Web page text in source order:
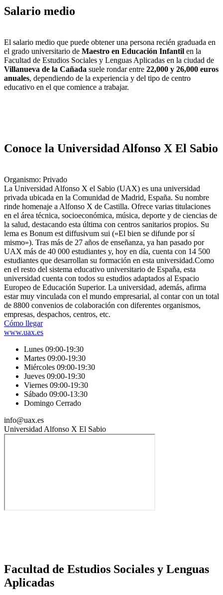
Salario medio
El salario medio que puede obtener una persona recién graduada en
el grado universitario de Maestro en Educación Infantil en la
Facultad de Estudios Sociales y Lenguas Aplicadas en la ciudad de
Villanueva de la Cañada suele rondar entre 22,000 y 26,000 euros
anuales, dependiendo de la experiencia y del tipo de centro
educativo en el que comience a trabajar.
Conoce la Universidad Alfonso X El Sabio
Organismo: Privado
La Universidad Alfonso X el Sabio (UAX) es una universidad
privada ubicada en la Comunidad de Madrid, España. Su nombre
rinde homenaje a Alfonso X de Castilla. Ofrece varias titulaciones
en el área técnica, socioeconómica, música, deporte y de ciencias de
la salud, destacando esta última con centros sanitarios propios. Su
lema es Bonum est diffusivum sui («El bien se difunde por sí
mismo»). Tras más de 27 años de enseñanza, ya han pasado por
UAX más de 40 000 estudiantes y, hoy en día, cuenta con 14 500
estudiantes que desarrollan su formación en esta universidad.​ Como
en el resto del sistema educativo universitario de España, esta
universidad cuenta con todos su estudios adaptados al Espacio
Europeo de Educación Superior. La universidad, además, afirma
estar muy vinculada con el mundo empresarial, al contar con un total
de 8800 convenios de colaboración con diferentes organismos,
empresas, despachos, centros, etc.
Cómo llegar
www.uax.es
Lunes 09:00-19:30
Martes 09:00-19:30
Miércoles 09:00-19:30
Jueves 09:00-19:30
Viernes 09:00-19:30
Sábado 09:00-13:30
Domingo Cerrado
info@uax.es
Universidad Alfonso X El Sabio
Facultad de Estudios Sociales y Lenguas
Aplicadas